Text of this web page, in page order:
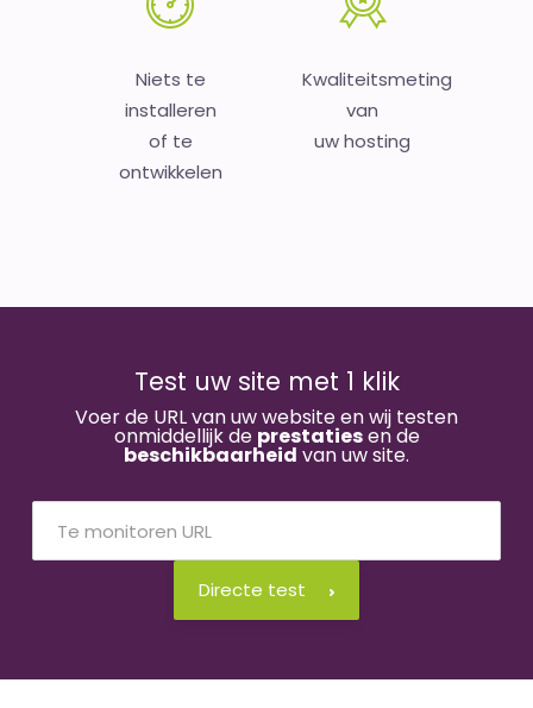
Niets te
installeren
of te
ontwikkelen
Kwaliteitsmeting
van
uw hosting
Test uw site met 1 klik
Voer de URL van uw website en wij testen
onmiddellijk de prestatiesen de
beschikbaarheid van uw site.
Directe test